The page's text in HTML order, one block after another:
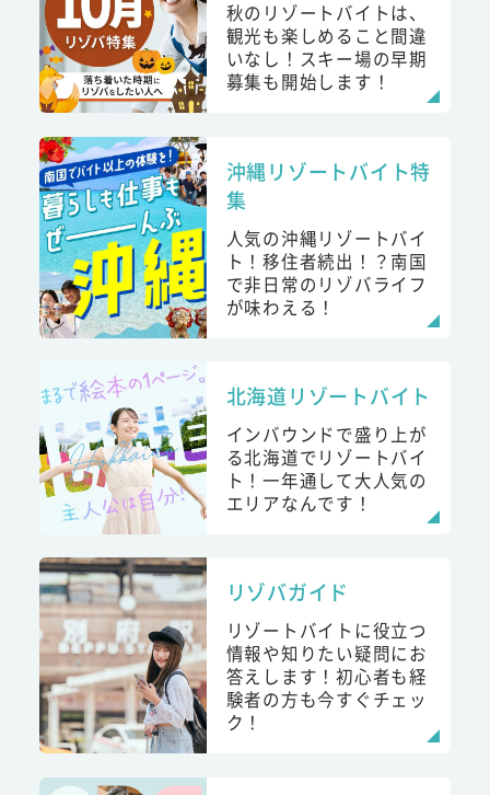
秋のリゾートバイトは、
観光も楽しめること間違
いなし！スキー場の早期
募集も開始します！
沖縄リゾートバイト特
集
人気の沖縄リゾートバイ
ト！移住者続出！？南国
で非日常のリゾバライフ
が味わえる！
北海道リゾートバイト
インバウンドで盛り上が
る北海道でリゾートバイ
ト！一年通して大人気の
エリアなんです！
リゾバガイド
リゾートバイトに役立つ
情報や知りたい疑問にお
答えします！初心者も経
験者の方も今すぐチェッ
ク！